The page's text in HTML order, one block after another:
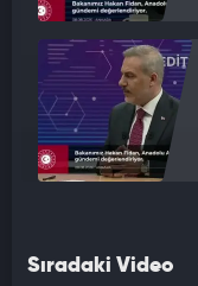
Sıradaki Video